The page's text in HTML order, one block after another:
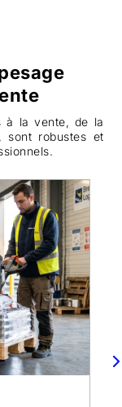
à la vente, de la
sont robustes et